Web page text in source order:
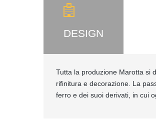
DESIGN
Tutta la produzione Marotta si
rifinitura e decorazione. La
ferro e dei suoi derivati, in cui